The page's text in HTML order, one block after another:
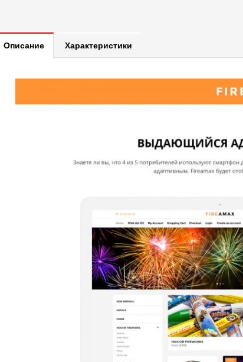
Описание Характеристики